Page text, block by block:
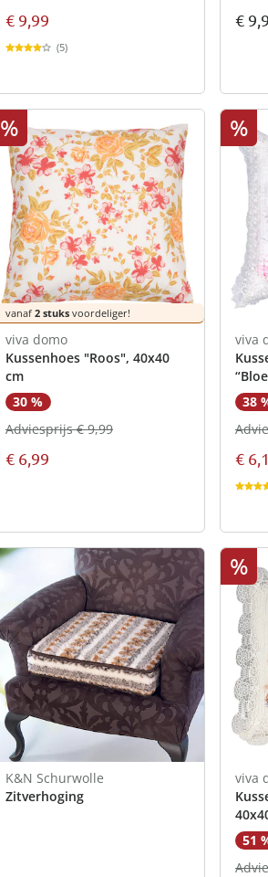
€ 9,99
(5)
€
%
vanaf 2 stuks voordeliger!
viva domo
Kussenhoes "Roos", 40x40
cm
30 %
€ 6,99
Adviesprijs € 9,99
%
viva
38
€
K&N Schurwolle
Zitverhoging
%
viva
51